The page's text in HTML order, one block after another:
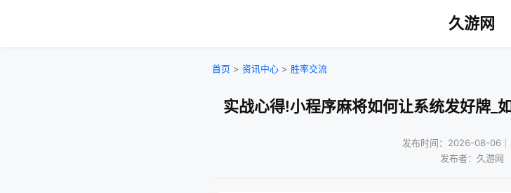
久游网
首页 > 资讯中心 > 胜率交流
实战心得!小程序麻将如何让系统发好牌_
发布时间：2026-08-06｜
发布者：久游网